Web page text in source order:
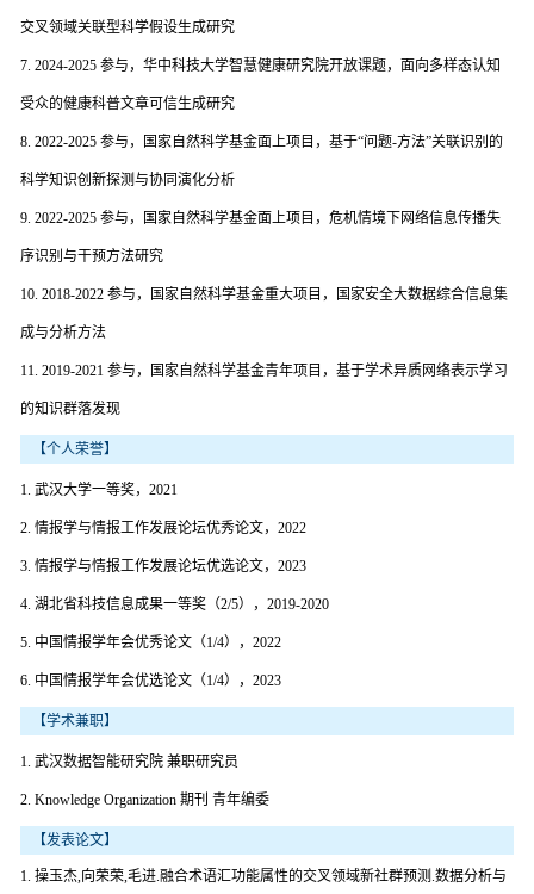
交叉领域关联型科学假设生成研究
7. 2024-2025 参与，华中科技大学智慧健康研究院开放课题，面向多样态认知
受众的健康科普文章可信生成研究
8. 2022-2025 参与，国家自然科学基金面上项目，基于“问题-方法”关联识别的
科学知识创新探测与协同演化分析
9. 2022-2025 参与，国家自然科学基金面上项目，危机情境下网络信息传播失
序识别与干预方法研究
10. 2018-2022 参与，国家自然科学基金重大项目，国家安全大数据综合信息集
成与分析方法
11. 2019-2021 参与，国家自然科学基金青年项目，基于学术异质网络表示学习
的知识群落发现
【个人荣誉】
1. 武汉大学一等奖，2021
2. 情报学与情报工作发展论坛优秀论文，2022
3. 情报学与情报工作发展论坛优选论文，2023
4. 湖北省科技信息成果一等奖（2/5），2019-2020
5. 中国情报学年会优秀论文（1/4），2022
6. 中国情报学年会优选论文（1/4），2023
【学术兼职】
1. 武汉数据智能研究院 兼职研究员
2. Knowledge Organization 期刊 青年编委
【发表论文】
1. 操玉杰,向荣荣,毛进.融合术语汇功能属性的交叉领域新社群预测.数据分析与